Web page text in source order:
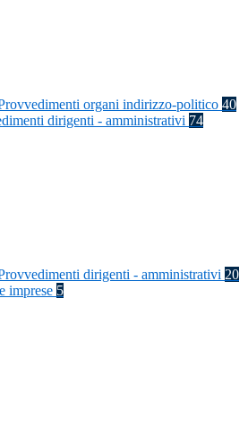
organi indirizzo-politico 40
dirigenti - amministrativi 74
dirigenti - amministrativi 20
imprese 5